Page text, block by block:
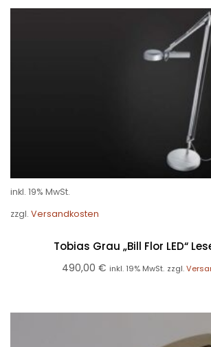
inkl. 19% MwSt.
zzgl. Versandkosten
Tobias Grau „Bill Flor LED“
490,00 € inkl. 19% MwSt. zzgl.